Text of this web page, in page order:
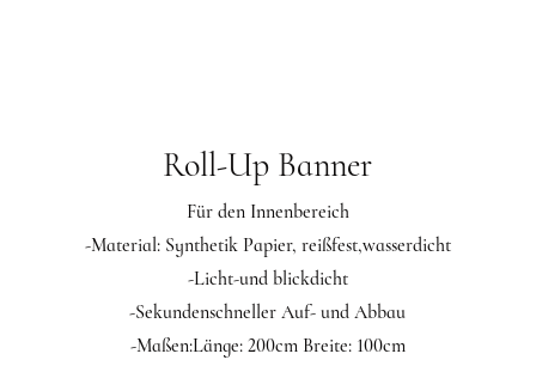
Roll-Up Banner
Für den Innenbereich
-Material: Synthetik Papier, reißfest,wasserdicht
-Licht-und blickdicht
-Sekundenschneller Auf- und Abbau
-Maßen:Länge: 200cm Breite: 100cm